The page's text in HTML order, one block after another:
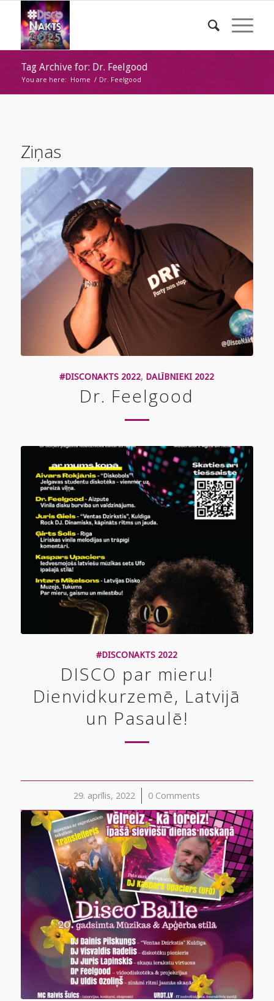
Tag Archive for: Dr. Feelgood
You are here: Home / Dr. Feelgood
Ziņas
#DISCONAKTS 2022, DALĪBNIEKI 2022
Dr. Feelgood
#DISCONAKTS 2022
DISCO par mieru!
Dienvidkurzemē, Latvijā
un Pasaulē!
29. aprīlis, 2022
/ 0 Comments